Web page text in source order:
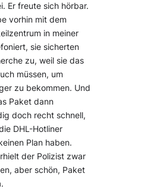
Er freute sich hörbar.
vorhin mit dem
in meiner
sie sicherten
zu, weil sie das
müssen, um
zu bekommen. Und
Paket dann
doch recht schnell,
DHL-Hotliner
Plan haben.
der Polizist zwar
aber schön, Paket